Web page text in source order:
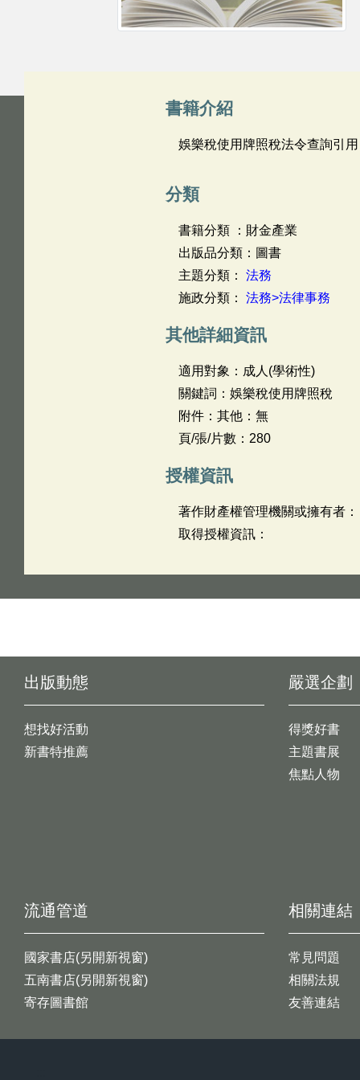
書籍介紹
娛樂稅使用牌照稅法令查詢引用
分類
書籍分類 ：財金產業
出版品分類：圖書
主題分類： 法務
施政分類： 法務>法律事務
其他詳細資訊
適用對象：成人(學術性)
關鍵詞：娛樂稅使用牌照稅
附件：其他：無
頁/張/片數：280
授權資訊
著作財產權管理機關或擁有者：
取得授權資訊：
出版動態
想找好活動
新書特推薦
嚴選企劃
得獎好書
主題書展
焦點人物
流通管道
國家書店(另開新視窗)
五南書店(另開新視窗)
寄存圖書館
相關連結
常見問題
相關法規
友善連結